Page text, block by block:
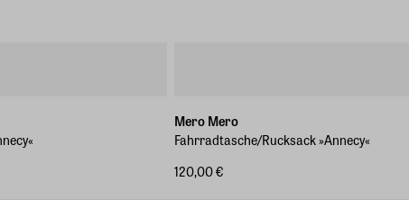
Mero Mero
Fahrradtasche/Rucksack »Annecy«
120,00 €